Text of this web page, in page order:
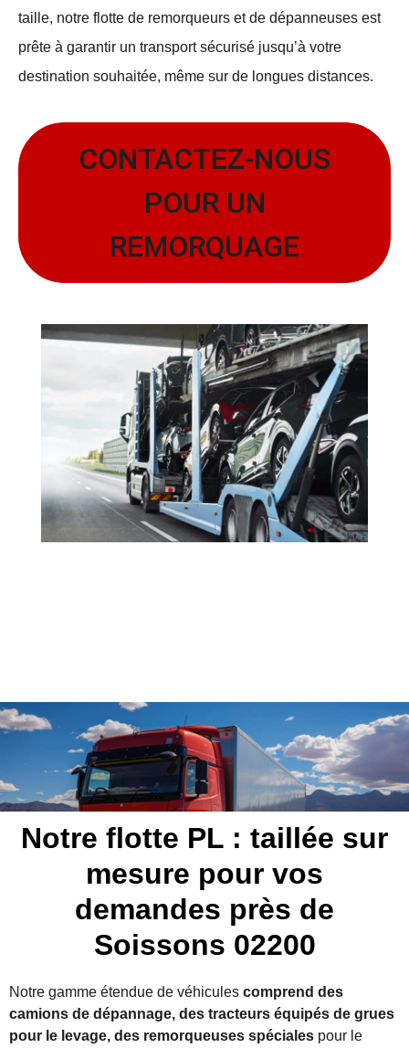
taille, notre flotte de remorqueurs et de dépanneuses est
prête à garantir un transport sécurisé jusqu’à votre
destination souhaitée, même sur de longues distances.
CONTACTEZ-NOUS
POUR UN
REMORQUAGE
Notre flotte PL : taillée sur
mesure pour vos
demandes près de
Soissons 02200
Notre gamme étendue de véhicules comprend des
camions de dépannage, des tracteurs équipés de grues
pour le levage, des remorqueuses spéciales pour le